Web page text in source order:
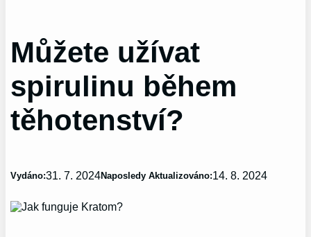
Můžete užívat
spirulinu během
těhotenství?
Vydáno:31. 7. 2024Naposledy Aktualizováno:14. 8. 2024